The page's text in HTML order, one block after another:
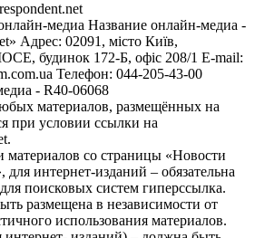
медиа Название онлайн-медиа -
Адрес: 02091, місто Київ,
будинок 172-Б, офіс 208/1 E-mail:
Телефон: 044-205-43-00
- R40-06068
материалов, размещённых на
при условии ссылки на
со страницы «Новости
интернет-изданий – обязательна
поисковых систем гиперссылка.
размещена в независимости от
использования материалов.